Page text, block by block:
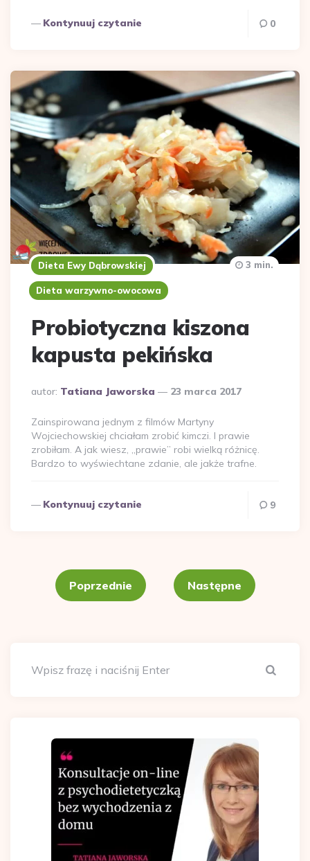
Kontynuuj czytanie 0
Dieta Ewy Dąbrowskiej
Dieta warzywno-owocowa
Probiotyczna kiszona
kapusta pekińska
Dodane
autor: Tatiana Jaworska 23 marca 2017
3 min.
Zainspirowana jednym z filmów Martyny
Wojciechowskiej chciałam zrobić kimczi. I prawie
zrobiłam. A jak wiesz, „prawie” robi wielką różnicę.
Bardzo to wyświechtane zdanie, ale jakże trafne.
Kontynuuj czytanie 9
wpisówPoprzednie Następne